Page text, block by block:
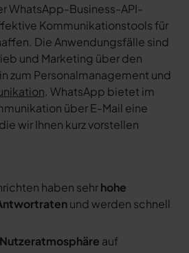
WhatsApp-Business-API-
Kommunikationstools für
Die Anwendungsfälle sind
und Marketing über den
zum Personalmanagement und
. WhatsApp bietet im
über E-Mail eine
wir Ihnen kurz vorstellen
haben sehrhohe
und werden schnell
auf